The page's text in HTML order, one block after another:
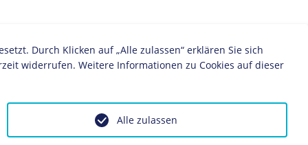
Durch Klicken auf „Alle zulassen“ erklären Sie sich
widerrufen. Weitere Informationen zu Cookies auf dieser
Alle zulassen